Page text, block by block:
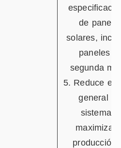
de
solares,
paneles
segunda
5. Reduce el
general
sistema al
maximizar
producción